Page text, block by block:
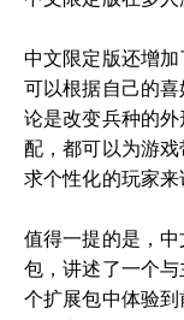
中文限定版还增
可以根据自己的
论是改变兵种的
配，都可以为游
求个性化的玩家来
值得一提的是，
包，讲述了一个
个扩展包中体验